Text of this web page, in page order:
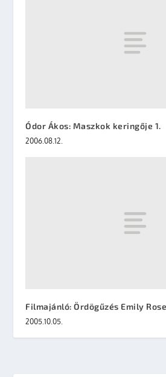
Ódor Ákos: Maszkok keringője 1.
2006.08.12.
Filmajánló: Ördögűzés Emily
2005.10.05.